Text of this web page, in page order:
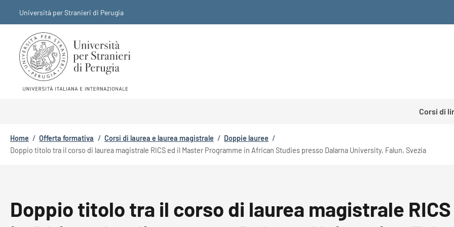
Università per Stranieri di Perugia
Corsi di
Briciole di pane
Home / Offerta formativa / Corsi di laurea e laurea magistrale / Doppie lauree /
Doppio titolo tra il corso di laurea magistrale RICS ed il Master Programme in African Studies presso Dalarna University, Falun, Svezia
Doppio titolo tra il corso di laurea magistrale